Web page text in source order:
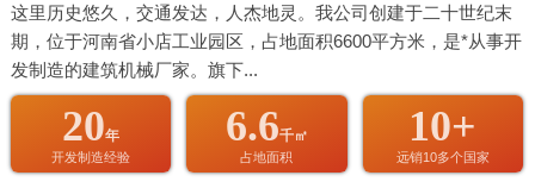
这里历史悠久，交通发达，人杰地灵。我公司创建于二十世纪末
期，位于河南省小店工业园区，占地面积6600平方米，是*从事开
发制造的建筑机械厂家。旗下...
20年
开发制造经验
6.6千㎡
占地面积
10+
远销10多个国家